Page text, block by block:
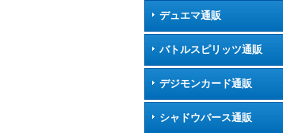
デュエマ通販
バトルスピリッツ通販
デジモンカード通販
シャドウバース通販